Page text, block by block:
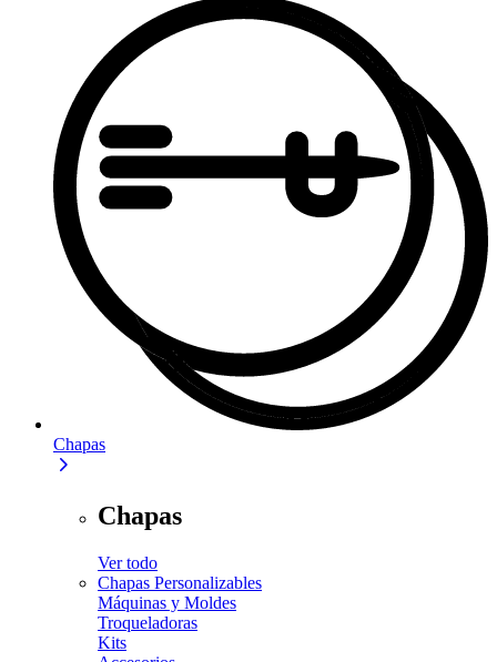
Chapas
Chapas
Ver todo
Chapas Personalizables
Máquinas y Moldes
Troqueladoras
Kits